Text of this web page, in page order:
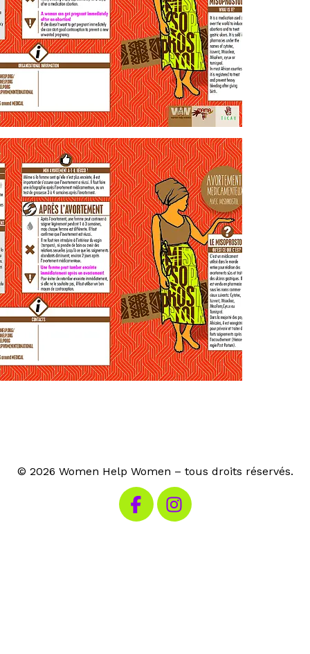
© 2026 Women Help Women – tous droits réservés.
Visitez notre Facebook
Visitez notre Instagram